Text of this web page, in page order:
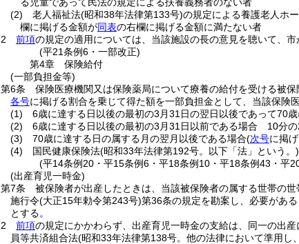
(2)
老人福祉法(昭和38年法律第133号)の規定による養護老人ホ
欄に掲げる金額が同表の右欄に掲げる金額に満たない者
2
前項の規定の適用については、当該施設の長の意見を聴いて、市
(平21条例6・一部改正)
第4章
保険給付
(一部負担金等)
第6条
保険医療機関又は保険薬局について療養の給付を受ける被保
各号に掲げる割合を乗じて得た額を一部負担金として、当該保険
(1)
6歳に達する日以後の最初の3月31日の翌日以後であって70
(2)
6歳に達する日以後の最初の3月31日以前である場合 10分の
(3)
70歳に達する日の属する月の翌月以後である場合(次号に掲
(4)
国民健康保険法(昭和33年法律第192号。以下「法」という。)
(平14条例20・平15条例6・平18条例10・平18条例43・平
(出産育児一時金)
第7条
被保険者が出産したときは、当該被保険者の属する世帯の
施行令(大正15年勅令第243号)第36条の規定を勘案し、必要があ
とする。
2
前項の規定にかかわらず、出産育児一時金の支給は、同一の出
員等共済組合法(昭和33年法律第138号。他の法律において準用し